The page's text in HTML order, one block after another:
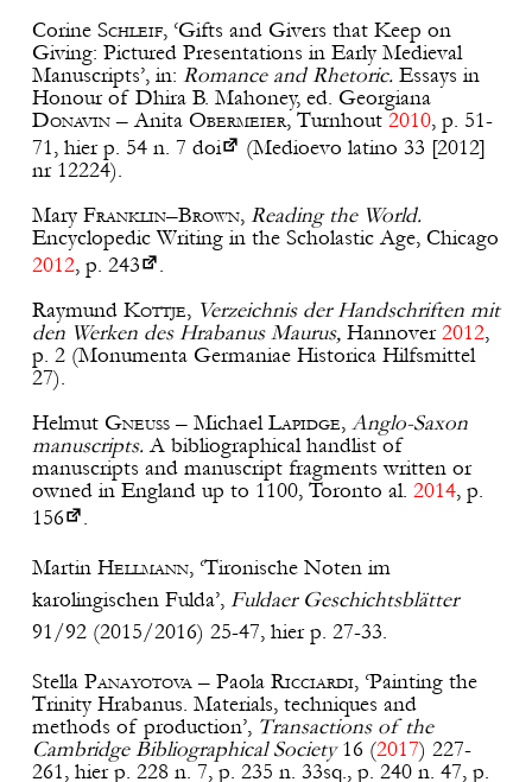
Corine Schleif, ‘Gifts and Givers that Keep on
Giving: Pictured Presentations in Early Medieval
Manuscripts’, in: Romance and Rhetoric. Essays in
Honour of Dhira B. Mahoney, ed. Georgiana
Donavin– Anita Obermeier, Turnhout 2010, p. 51-
71, hier p. 54 n. 7 doi
(Medioevo latino 33 [2012]
nr 12224).
MaryFranklin–Brown, Reading the World.
Encyclopedic Writing in the Scholastic Age, Chicago
2012, p. 243
.
Raymund Kottje, Verzeichnis der Handschriften mit
den Werken des Hrabanus Maurus, Hannover2012,
p. 2 (Monumenta Germaniae Historica Hilfsmittel
27).
Helmut Gneuss– MichaelLapidge, Anglo-Saxon
manuscripts.A bibliographical handlist of
manuscripts and manuscript fragments written or
owned in England up to 1100, Toronto al. 2014, p.
156
.
Martin Hellmann, ‘Tironische Noten im
karolingischen Fulda’, Fuldaer Geschichtsblätter
91/92 (2015/2016) 25-47, hier p. 27-33.
Stella Panayotova– Paola Ricciardi, ‘Painting the
Trinity Hrabanus. Materials, techniques and
methods of production’, Transactions of the
Cambridge Bibliographical Society16 (2017) 227-
261, hier p. 228 n. 7, p. 235 n. 33sq., p. 240 n. 47, p.